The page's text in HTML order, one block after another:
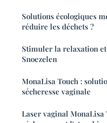
Solutions écologiques
réduire les déchets ?
Stimuler la relaxation
Snoezelen
MonaLisa Touch :
sécheresse vaginale
Laser vaginal MonaLisa